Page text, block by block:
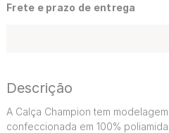
Frete e prazo de entrega
Descrição
A Calça Champion tem
confeccionada em 100%